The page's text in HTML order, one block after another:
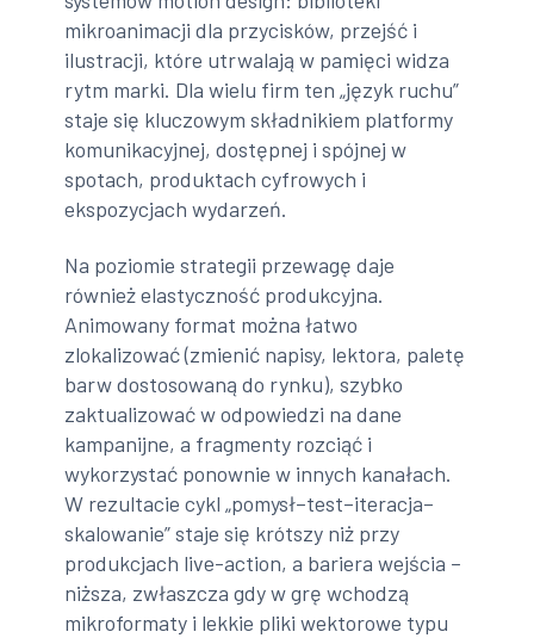
mikroanimacji dla przycisków, przejść i
ilustracji, które utrwalają w pamięci widza
rytm marki. Dla wielu firm ten „język ruchu”
staje się kluczowym składnikiem platformy
komunikacyjnej, dostępnej i spójnej w
spotach, produktach cyfrowych i
ekspozycjach wydarzeń.
Na poziomie strategii przewagę daje
również elastyczność produkcyjna.
Animowany format można łatwo
zlokalizować (zmienić napisy, lektora, paletę
barw dostosowaną do rynku), szybko
zaktualizować w odpowiedzi na dane
kampanijne, a fragmenty rozciąć i
wykorzystać ponownie w innych kanałach.
W rezultacie cykl „pomysł–test–iteracja–
skalowanie” staje się krótszy niż przy
produkcjach live-action, a bariera wejścia –
niższa, zwłaszcza gdy w grę wchodzą
mikroformaty i lekkie pliki wektorowe typu